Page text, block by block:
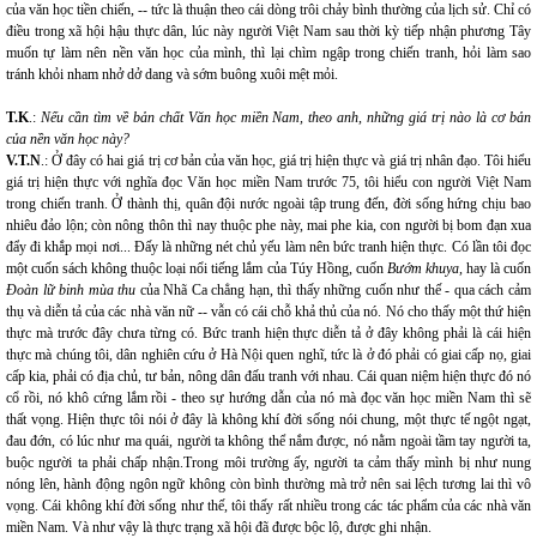
của văn học tiền chiến, -- tức là thuận theo cái dòng trôi chảy bình thường của lịch sử. Chỉ có
điều trong xã hội hậu thực dân, lúc này người Việt Nam sau thời kỳ tiếp nhận phương Tây
muốn tự làm nên nền văn học của mình, thì lại chìm ngập trong chiến tranh, hỏi làm sao
tránh khỏi nham nhở dở dang và sớm buông xuôi mệt mỏi.
T.K.: Nếu cần tìm về bản chất Văn học miền Nam, theo anh, những giá trị nào là cơ bản
của nền văn học này?
V.T.N.: Ở đây có hai giá trị cơ bản của văn học, giá trị hiện thực và giá trị nhân đạo. Tôi hiểu
giá trị hiện thực với nghĩa đọc Văn học miền Nam trước 75, tôi hiểu con người Việt Nam
trong chiến tranh. Ở thành thị, quân đội nước ngoài tập trung đến, đời sống hứng chịu bao
nhiêu đảo lộn; còn nông thôn thì nay thuộc phe này, mai phe kia, con người bị bom đạn xua
đẩy đi khắp mọi nơi... Đấy là những nét chủ yếu làm nên bức tranh hiện thực. Có lần tôi đọc
một cuốn sách không thuộc loại nổi tiếng lắm của Túy Hồng, cuốn Bướm khuya, hay là cuốn
Đoàn lữ binh mùa thu của Nhã Ca chẳng hạn, thì thấy những cuốn như thế - qua cách cảm
thụ và diễn tả của các nhà văn nữ -- vẫn có cái chỗ khả thủ của nó. Nó cho thấy một thứ hiện
thực mà trước đây chưa từng có. Bức tranh hiện thực diễn tả ở đây không phải là cái hiện
thực mà chúng tôi, dân nghiên cứu ở Hà Nội quen nghĩ, tức là ở đó phải có giai cấp nọ, giai
cấp kia, phải có địa chủ, tư bản, nông dân đấu tranh với nhau. Cái quan niệm hiện thực đó nó
cổ rồi, nó khô cứng lắm rồi - theo sự hướng dẫn của nó mà đọc văn học miền Nam thì sẽ
thất vọng. Hiện thực tôi nói ở đây là không khí đời sống nói chung, một thực tế ngột ngạt,
đau đớn, có lúc như ma quái, người ta không thể nắm được, nó nằm ngoài tầm tay người ta,
buộc người ta phải chấp nhận.Trong môi trường ấy, người ta cảm thấy mình bị như nung
nóng lên, hành động ngôn ngữ không còn bình thường mà trở nên sai lệch tương lai thì vô
vọng. Cái không khí đời sống như thế, tôi thấy rất nhiều trong các tác phẩm của các nhà văn
miền Nam. Và như vậy là thực trạng xã hội đã được bộc lộ, được ghi nhận.